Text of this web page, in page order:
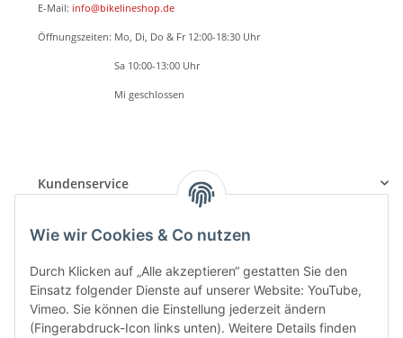
E-Mail: info@bikelineshop.de
Öffnungszeiten: Mo, Di, Do & Fr 12:00-18:30 Uhr
Sa 10:00-13:00 Uhr
Mi geschlossen
Kundenservice
Informationen
Vertrag widerrufen
Wie wir Cookies & Co nutzen
Durch Klicken auf „Alle akzeptieren“ gestatten Sie den
Einsatz folgender Dienste auf unserer Website: YouTube,
Vimeo. Sie können die Einstellung jederzeit ändern
(Fingerabdruck-Icon links unten). Weitere Details finden